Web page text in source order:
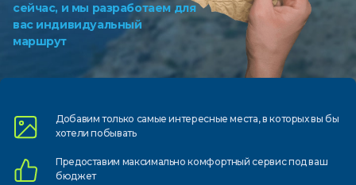
сейчас, и мы разработаем для
вас индивидуальный
маршрут
Добавим только самыеинтересные места, в которыхвы бы
хотели побывать
Предоставим максимально комфортныйсервис под ваш
бюджет